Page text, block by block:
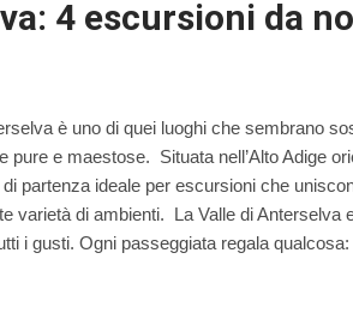
4 escursioni da
è uno di quei luoghi che sembrano
pure e maestose. Situata nell’Alto Adige
partenza ideale per escursioni che
varietà di ambienti. La Valle di Anterselva
i gusti. Ogni passeggiata regala qualcosa: